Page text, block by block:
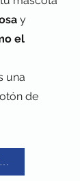
y
el
una
de
¿QUE ES UNA ECOGRAFÍA?